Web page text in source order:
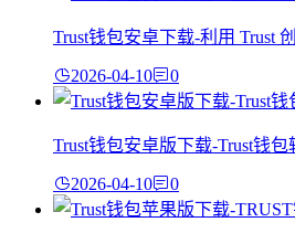
Trust钱包安卓下载-利用 Trust
2026-04-10 0
Trust钱包安卓版下载-Trust钱
2026-04-10 0